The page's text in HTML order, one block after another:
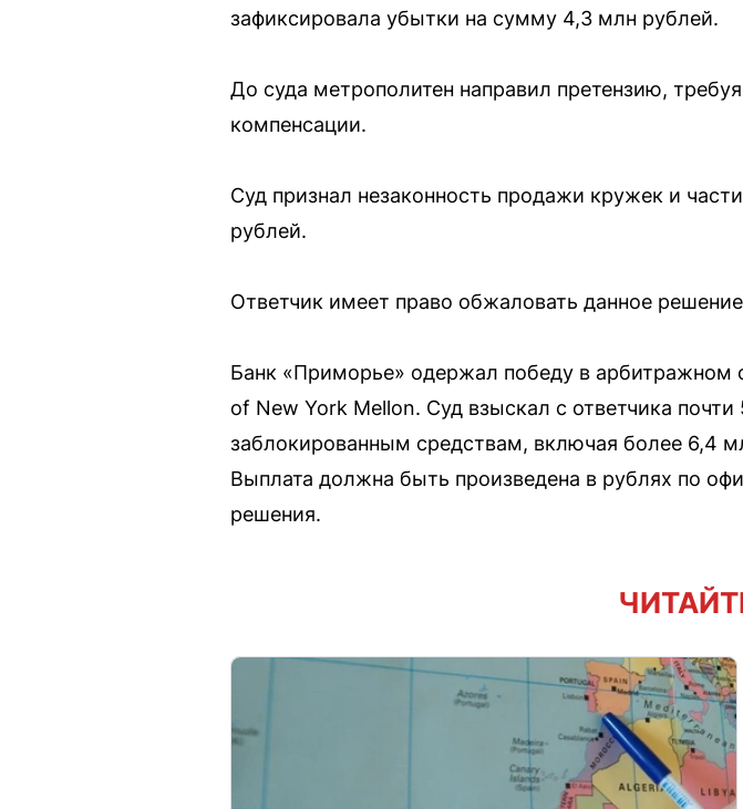
зафиксировала убытки на сумму 4,3 млн рублей.
До суда метрополитен направил претензию,
компенсации.
Суд признал незаконность продажи кружек и
рублей.
Ответчик имеет право обжаловать данное
Банк «Приморье» одержал победу в арбитражном
of New York Mellon. Суд взыскал с ответчика
заблокированным средствам, включая более 6,4
Выплата должна быть произведена в рублях по
решения.